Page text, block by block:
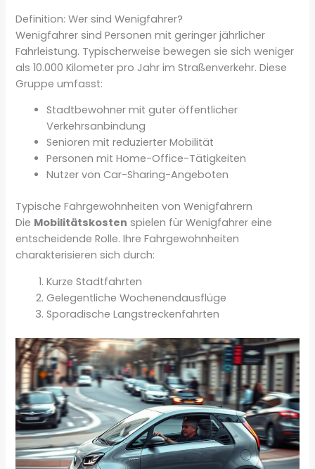
Definition: Wer sind Wenigfahrer?
Wenigfahrer sind Personen mit geringer jährlicher
Fahrleistung. Typischerweise bewegen sie sich weniger
als 10.000 Kilometer pro Jahr im Straßenverkehr. Diese
Gruppe umfasst:
Stadtbewohner mit guter öffentlicher
Verkehrsanbindung
Senioren mit reduzierter Mobilität
Personen mit Home-Office-Tätigkeiten
Nutzer von Car-Sharing-Angeboten
Typische Fahrgewohnheiten von Wenigfahrern
Die Mobilitätskosten spielen für Wenigfahrer eine
entscheidende Rolle. Ihre Fahrgewohnheiten
charakterisieren sich durch:
Kurze Stadtfahrten
Gelegentliche Wochenendausflüge
Sporadische Langstreckenfahrten